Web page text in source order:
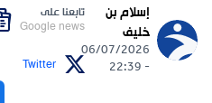
إسلام بن
خليف
06/07/2026
- 22:39
تابعنا على
Google news
Twitter